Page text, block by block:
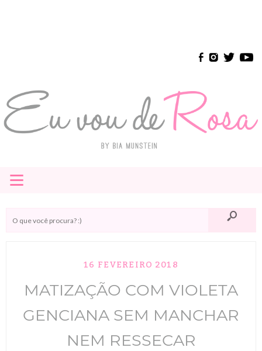
≡
E-BOOK
ANUNCIE
16 FEVEREIRO 2018
MATIZAÇÃO COM VIOLETA
GENCIANA SEM MANCHAR
NEM RESSECAR